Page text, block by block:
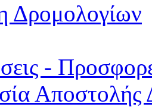
Δρομολογίων
-
Αποστολής